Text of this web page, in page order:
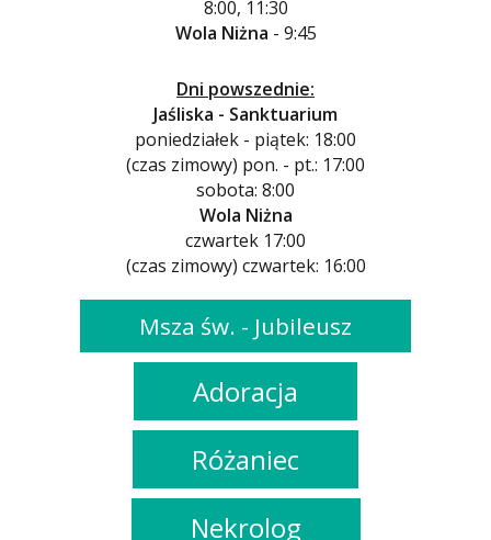
8:00, 11:30
Wola Niżna - 9:45
Dni powszednie:
Jaśliska - Sanktuarium
poniedziałek - piątek: 18:00
(czas zimowy) pon. - pt.: 17:00
sobota: 8:00
Wola Niżna
czwartek 17:00
(czas zimowy) czwartek: 16:00
Msza św. - Jubileusz
Adoracja
Różaniec
Nekrolog